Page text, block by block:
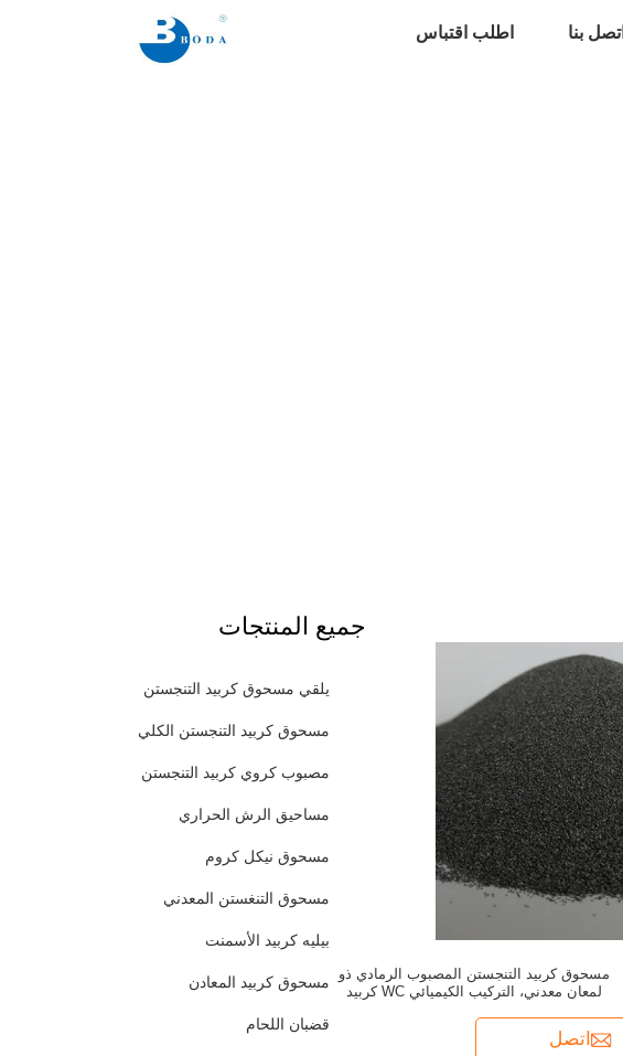
اتصل بنا اطلب اقتباس
جميع المنتجات
يلقي مسحوق كربيد التنجستن
مسحوق كربيد التنجستن الكلي
مصبوب كروي كربيد التنجستن
مساحيق الرش الحراري
مسحوق نيكل كروم
مسحوق التنغستن المعدني
بيليه كربيد الأسمنت
مسحوق كربيد المعادن
قضبان اللحام
مسحوق كربيد التنجستن المصبوب الرمادي ذو
لمعان معدني، التركيب الكيميائي WC كربيد
الصناعية
اتصل